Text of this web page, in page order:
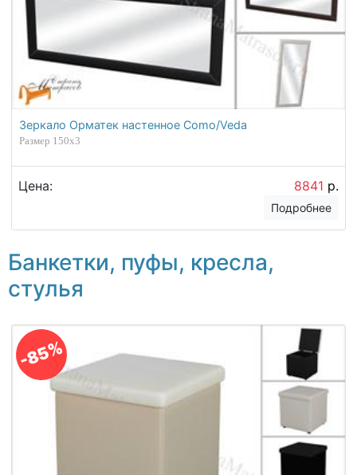
Зеркало Орматек настенное Como/Veda
Размер 150х3
Цена: 8841 р.
Подробнее
Банкетки, пуфы, кресла,
стулья
-85%